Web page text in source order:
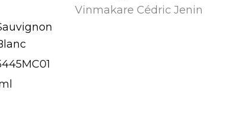
Vinmakare Cédric Jenin